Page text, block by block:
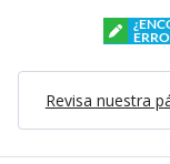
Revisa nuestra